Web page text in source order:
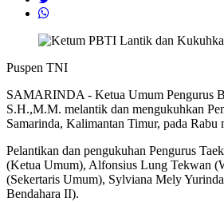
Puspen TNI
SAMARINDA - Ketua Umum Pengurus
S.H.,M.M. melantik dan mengukuhkan
Samarinda, Kalimantan Timur, pada Rabu
Pelantikan dan pengukuhan Pengurus
(Ketua Umum), Alfonsius Lung Tekwan
(Sekertaris Umum), Sylviana Mely
Bendahara II).